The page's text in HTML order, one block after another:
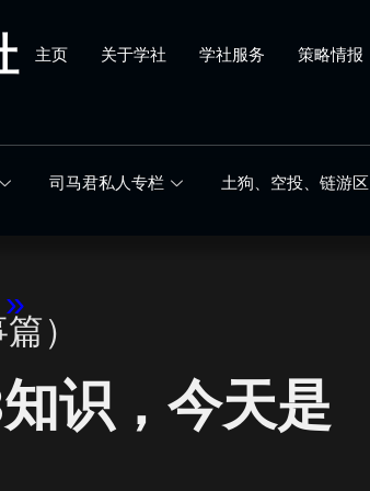
主页 关于学社 学社服务 策略情报
司马君私人专栏 土狗、空投、链游区
»
）
识，今天是